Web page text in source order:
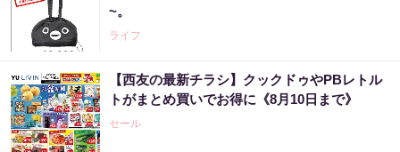
~。
ライフ
【西友の最新チラシ】クックドゥやPBレトル
トがまとめ買いでお得に《8月10日まで》
セール